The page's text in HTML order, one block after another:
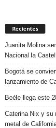
Recientes
Juanita Molina
Nacional la
Bogotá se
lanzamiento de
Beéle llega este
Caterina Nix y su
metal de